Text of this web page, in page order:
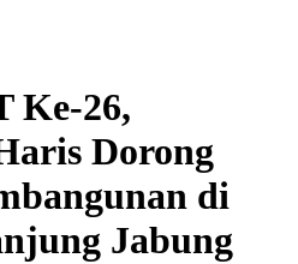
Ke-26,
Dorong
di
Jabung